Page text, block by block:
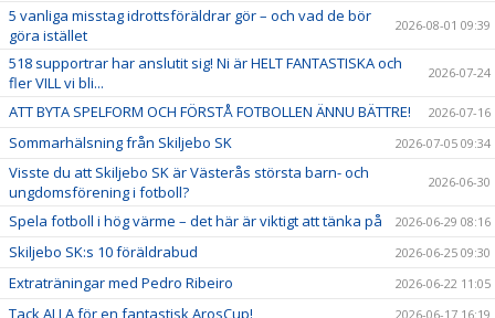
5 vanliga misstag idrottsföräldrar gör – och vad de bör
göra istället
2026-08-01 09:39
518 supportrar har anslutit sig! Ni är HELT FANTASTISKA och
fler VILL vi bli...
2026-07-24
ATT BYTA SPELFORM OCH FÖRSTÅ FOTBOLLEN ÄNNU BÄTTRE! 2026-07-16
Sommarhälsning från Skiljebo SK 2026-07-05 09:34
Visste du att Skiljebo SK är Västerås största barn- och
ungdomsförening i fotboll?
2026-06-30
Spela fotboll i hög värme – det här är viktigt att tänka på 2026-06-29 08:16
Skiljebo SK:s 10 föräldrabud 2026-06-25 09:30
Extraträningar med Pedro Ribeiro 2026-06-22 11:05
Tack ALLA för en fantastisk ArosCup! 2026-06-17 16:19